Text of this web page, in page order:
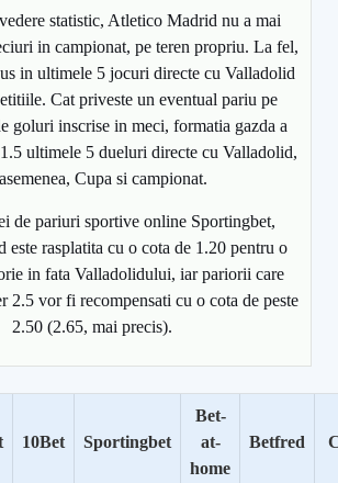
statistic, Atletico Madrid nu a mai
in campionat, pe teren propriu. La fel,
in ultimele 5 jocuri directe cu Valladolid
Cat priveste un eventual pariu pe
goluri inscrise in meci, formatia gazda a
ultimele 5 dueluri directe cu Valladolid,
Cupa si campionat.
de pariuri sportive online Sportingbet,
rasplatita cu o cota de 1.20 pentru o
in fata Valladolidului, iar pariorii care
2.5 vor fi recompensati cu o cota de peste
2.50 (2.65, mai precis).
10Bet Sportingbet
Bet-
at-
home
Betfred